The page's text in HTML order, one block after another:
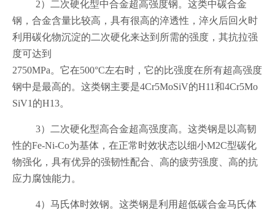
2）二次硬化型中合金超高强度钢。这类中碳合金
钢，合金含量比较高，具有很高的淬透性，淬火后回火时
利用碳化物沉淀的二次硬化来达到所需的强度，其抗拉强
度可达到
2750MPa。它在500°C左右时，它的比强度在所有超高强度
钢中是最高的。这类钢主要是4Cr5MoSiV的H11和4Cr5Mo
SiV1的H13。
3）二次硬化型高合金超高强度高。这类钢是以高韧
性的Fe-Ni-Co为基体，在正常时效状态以细小M2C型碳化
物强化，具有优异的强韧性配合、高的疲劳强度、高的抗
应力腐蚀能力。
4）马氏体时效钢。这类钢是利用超低碳合金马氏体